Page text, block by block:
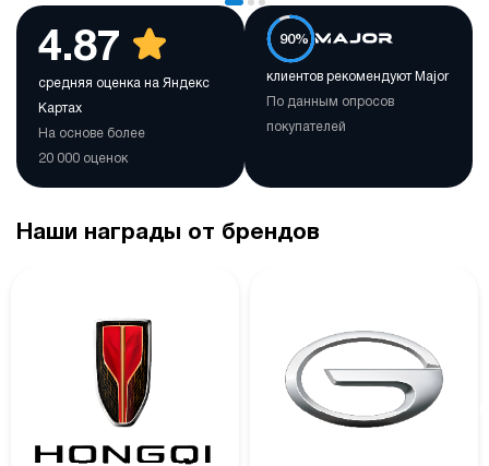
4.87
средняя оценка на Яндекс
Картах
На основе более
20 000 оценок
90%
клиентов рекомендуют Major
По данным опросов
покупателей
Наши награды от брендов